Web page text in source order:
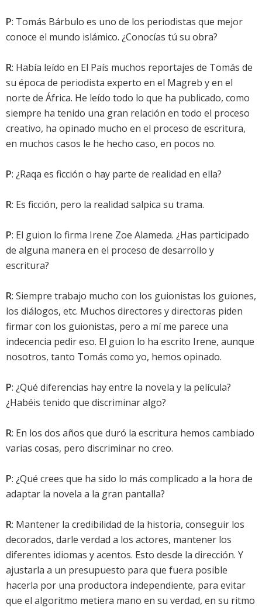
P: Tomás Bárbulo es uno de los periodistas que mejor
conoce el mundo islámico. ¿Conocías tú su obra?
R: Había leído en El País muchos reportajes de Tomás de
su época de periodista experto en el Magreb y en el
norte de África. He leído todo lo que ha publicado, como
siempre ha tenido una gran relación en todo el proceso
creativo, ha opinado mucho en el proceso de escritura,
en muchos casos le he hecho caso, en pocos no.
P: ¿Raqa es ficción o hay parte de realidad en ella?
R: Es ficción, pero la realidad salpica su trama.
P: El guion lo firma Irene Zoe Alameda. ¿Has participado
de alguna manera en el proceso de desarrollo y
escritura?
R: Siempre trabajo mucho con los guionistas los guiones,
los diálogos, etc. Muchos directores y directoras piden
firmar con los guionistas, pero a mí me parece una
indecencia pedir eso. El guion lo ha escrito Irene, aunque
nosotros, tanto Tomás como yo, hemos opinado.
P: ¿Qué diferencias hay entre la novela y la película?
¿Habéis tenido que discriminar algo?
R: En los dos años que duró la escritura hemos cambiado
varias cosas, pero discriminar no creo.
P: ¿Qué crees que ha sido lo más complicado a la hora de
adaptar la novela a la gran pantalla?
R: Mantener la credibilidad de la historia, conseguir los
decorados, darle verdad a los actores, mantener los
diferentes idiomas y acentos. Esto desde la dirección. Y
ajustarla a un presupuesto para que fuera posible
hacerla por una productora independiente, para evitar
que el algoritmo metiera mano en su verdad, en su ritmo